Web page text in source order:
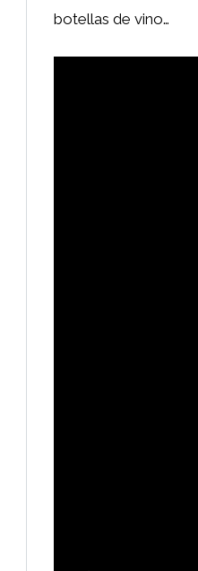
botellas de vino…